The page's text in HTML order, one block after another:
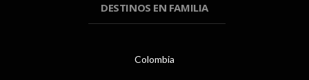
DESTINOS EN FAMILIA
Colombia